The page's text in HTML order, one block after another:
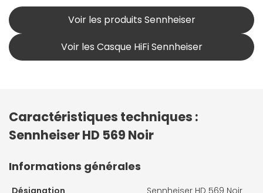
Voir les produits Sennheiser
Voir les Casque HiFi Sennheiser
Caractéristiques techniques :
Sennheiser HD 569 Noir
Informations générales